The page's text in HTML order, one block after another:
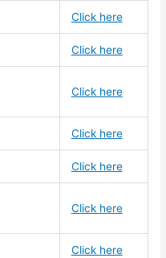
Click here
Click here
Click here
Click here
Click here
Click here
Click here